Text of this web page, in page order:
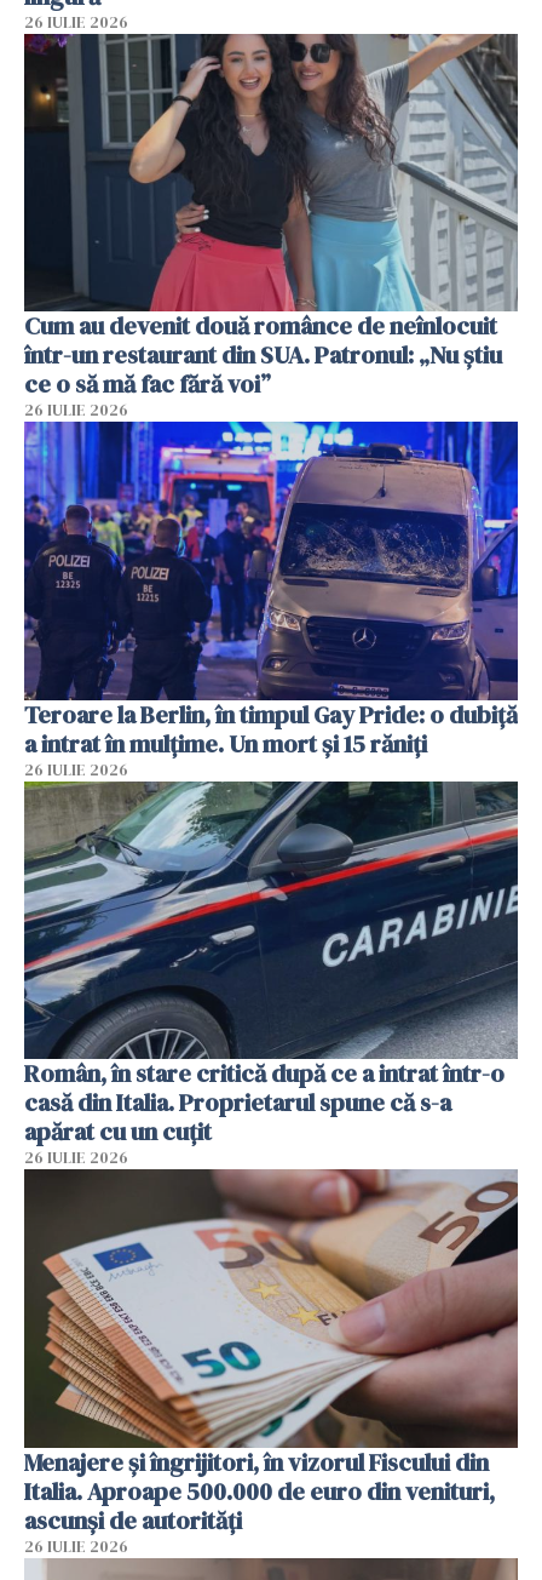
26 IULIE 2026
Cum au devenit două românce de neînlocuit
într-un restaurant din SUA. Patronul: „Nu știu
ce o să mă fac fără voi”
26 IULIE 2026
Teroare la Berlin, în timpul Gay Pride: o dubiță
a intrat în mulțime. Un mort și 15 răniți
26 IULIE 2026
Român, în stare critică după ce a intrat într-o
casă din Italia. Proprietarul spune că s-a
apărat cu un cuțit
26 IULIE 2026
Menajere și îngrijitori, în vizorul Fiscului din
Italia. Aproape 500.000 de euro din venituri,
ascunși de autorități
26 IULIE 2026